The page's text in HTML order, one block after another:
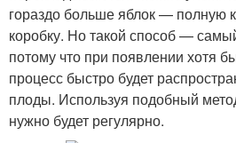
гораздо больше яблок — полную
коробку. Но такой способ —
потому что при появлении хотя
процесс быстро будет
плоды. Используя подобный
нужно будет регулярно.